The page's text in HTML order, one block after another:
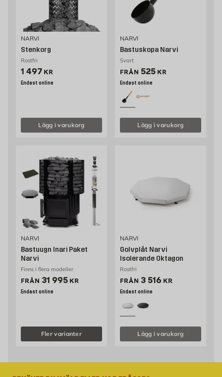
NARVI
Stenkorg
Rostfri
Pris 1497 kr
1 497 KR
Endast online
Lägg i varukorg
NARVI
Bastuskopa Narvi
Svart
FRÅN Pris 339 kr
525 KR
Endast online
Lägg i varukorg
NARVI
Bastuugn Inari Paket
Narvi
Finns i flera modeller
FRÅN Pris 31995 kr
31 995 KR
Endast online
Fler varianter
NARVI
Golvplåt Narvi
Isolerande Oktagon
Rostfri
FRÅN Pris 3516 kr
3 516 KR
Endast online
Lägg i varukorg